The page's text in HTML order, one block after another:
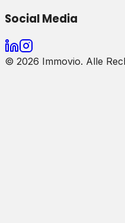
Social Media
© 2026 Immovio. Alle